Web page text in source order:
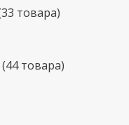
33 товара
44 товара